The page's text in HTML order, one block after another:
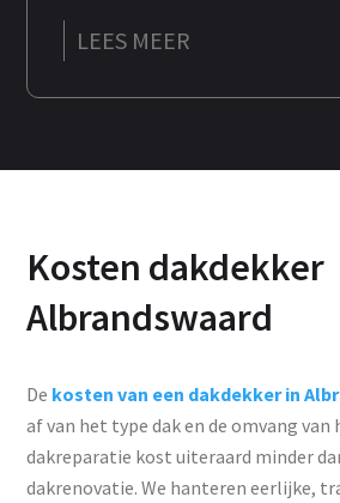
LEES MEER
Kosten dakdekker
Albrandswaard
De kosten van een dakdekker in
af van het type dak en de omvang van
dakreparatie kost uiteraard minder
dakrenovatie. We hanteren eerlijke,